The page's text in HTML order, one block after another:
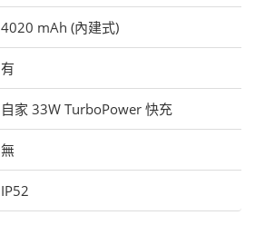
4020 mAh (內建式)
有
自家 33W TurboPower 快充
無
IP52